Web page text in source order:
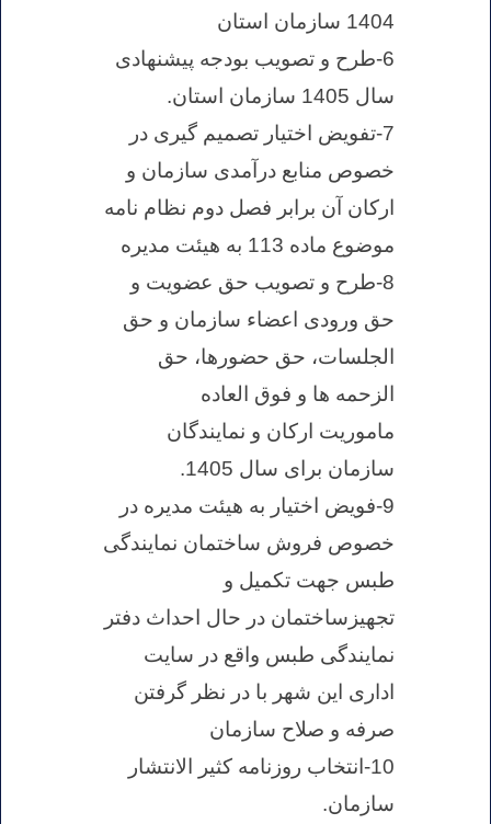
1404 سازمان استان
6-طرح و تصویب بودجه پیشنهادی
سال 1405 سازمان استان.
7-تفویض اختیار تصمیم گیری در
خصوص منابع درآمدی سازمان و
ارکان آن برابر فصل دوم نظام نامه
موضوع ماده 113 به هیئت مدیره
8-طرح و تصویب حق عضویت و
حق ورودی اعضاء سازمان و حق
الجلسات، حق حضورها، حق
الزحمه ها و فوق العاده
ماموریت ارکان و نمایندگان
سازمان برای سال 1405.
9-فویض اختیار به هیئت مدیره در
خصوص فروش ساختمان نمایندگی
طبس جهت تکمیل و
تجهیزساختمان در حال احداث دفتر
نمایندگی طبس واقع در سایت
اداری این شهر با در نظر گرفتن
صرفه و صلاح سازمان
10-انتخاب روزنامه کثیر الانتشار
سازمان.